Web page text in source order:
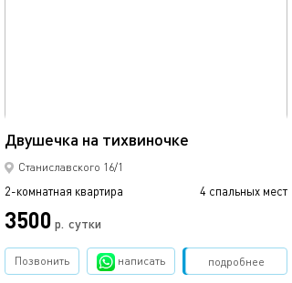
Двушечка на тихвиночке
Станиславского 16/1
2-комнатная квартира 4 спальных мест
3500 р. сутки
подробнее
Позвонить написать Забронировать